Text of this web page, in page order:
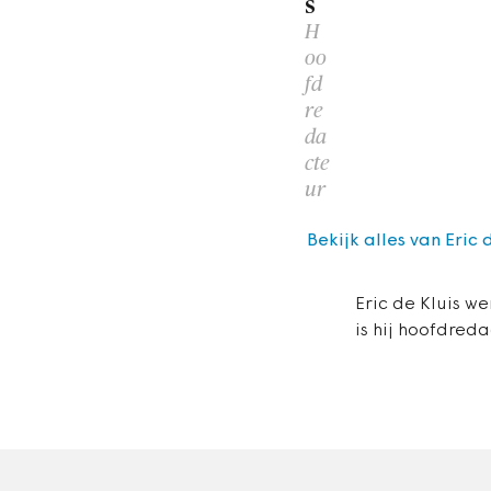
s
H
oo
fd
re
da
cte
ur
Eric de Kluis
is hij
Bekijk alles van Eric